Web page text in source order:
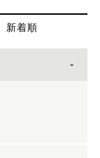
新着順